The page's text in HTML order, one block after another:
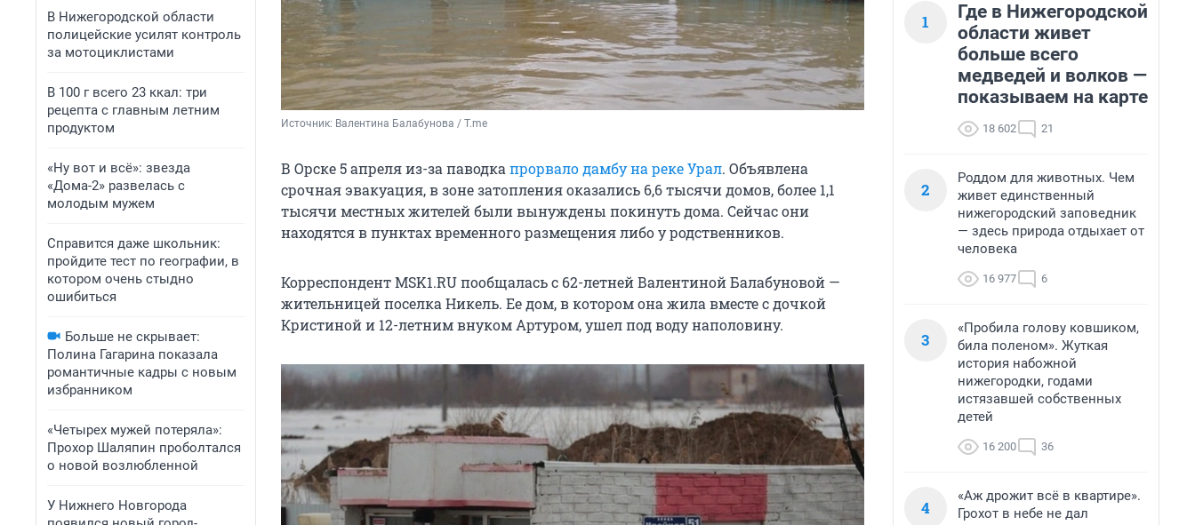
В Нижегородской области
полицейские усилят контроль
за мотоциклистами
В 100 г всего 23 ккал: три
рецепта с главным летним
продуктом
«Ну вот и всё»: звезда
«Дома-2» развелась с
молодым мужем
Справится даже школьник:
пройдите тест по географии, в
котором очень стыдно
ошибиться
Больше не скрывает:
Полина Гагарина показала
романтичные кадры с новым
избранником
«Четырех мужей потеряла»:
Прохор Шаляпин проболтался
о новой возлюбленной
У Нижнего Новгорода
Источник: Валентина Балабунова / T.me
В Орске 5 апреля из-за паводка прорвало дамбу на реке Урал. Объявлена
срочная эвакуация, в зоне затопления оказались 6,6 тысячи домов, более 1,1
тысячи местных жителей были вынуждены покинуть дома. Сейчас они
находятся в пунктах временного размещения либо у родственников.
Корреспондент MSK1.RU пообщалась с 62-летней Валентиной Балабуновой —
жительницей поселка Никель. Ее дом, в котором она жила вместе с дочкой
Кристиной и 12-летним внуком Артуром, ушел под воду наполовину.
1
Где в Нижегородской
области живет
больше всего
медведей и волков —
показываем на карте
18 602 21
2
Роддом для животных. Чем
живет единственный
нижегородский заповедник
— здесь природа отдыхает от
человека
16 977 6
3
«Пробила голову ковшиком,
била поленом». Жуткая
история набожной
нижегородки, годами
истязавшей собственных
детей
16 200 36
4
«Аж дрожит всё в квартире».
Грохот в небе не дал